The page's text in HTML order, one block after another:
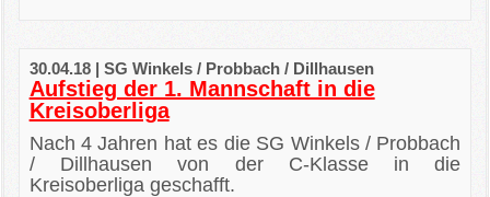
30.04.18 | SG Winkels / Probbach / Dillhausen
Aufstieg der 1. Mannschaft in die
Kreisoberliga
Nach 4 Jahren hat es die SG Winkels / Probbach
/ Dillhausen von der C-Klasse in die
Kreisoberliga geschafft.